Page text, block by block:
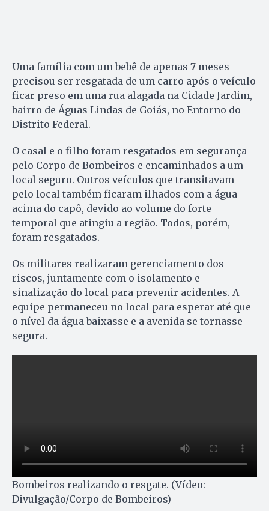
Uma família com um bebê de apenas 7 meses
precisou ser resgatada de um carro após o veículo
ficar preso em uma rua alagada na Cidade Jardim,
bairro de Águas Lindas de Goiás, no Entorno do
Distrito Federal.
O casal e o filho foram resgatados em segurança
pelo Corpo de Bombeiros e encaminhados a um
local seguro. Outros veículos que transitavam
pelo local também ficaram ilhados com a água
acima do capô, devido ao volume do forte
temporal que atingiu a região. Todos, porém,
foram resgatados.
Os militares realizaram gerenciamento dos
riscos, juntamente com o isolamento e
sinalização do local para prevenir acidentes. A
equipe permaneceu no local para esperar até que
o nível da água baixasse e a avenida se tornasse
segura.
Bombeiros realizando o resgate. (Vídeo:
Divulgação/Corpo de Bombeiros)